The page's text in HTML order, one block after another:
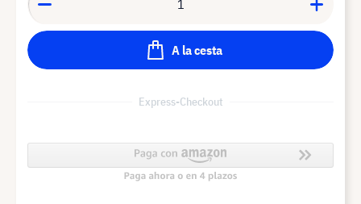
A la cesta
Express-Checkout